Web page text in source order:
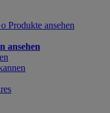
Produkte ansehen
ansehen